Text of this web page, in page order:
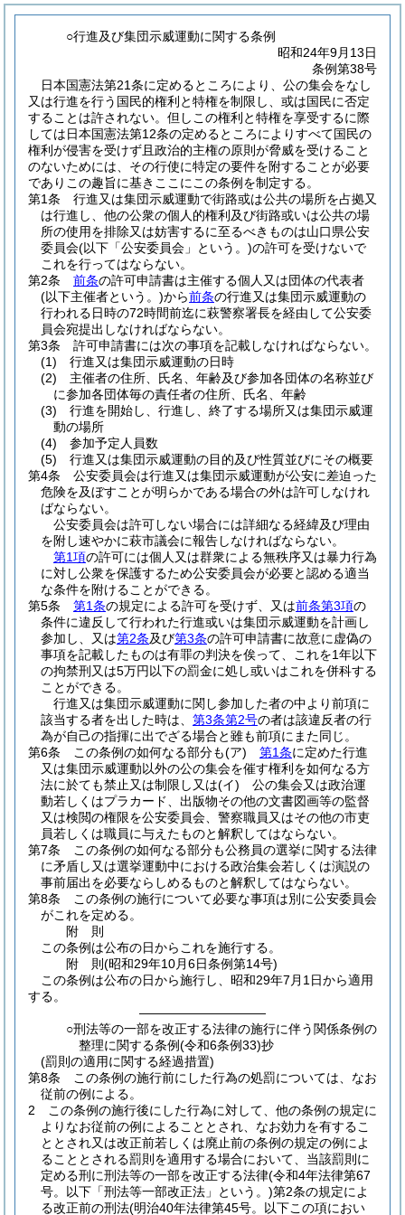
○行進及び集団示威運動に関する条例
昭和24年9月13日
条例第38号
日本国憲法第21条に定めるところにより、公の集会をなし
又は行進を行う国民的権利と特権を制限し、或は国民に否定
することは許されない。但しこの権利と特権を享受するに際
しては日本国憲法第12条の定めるところによりすべて国民の
権利が侵害を受けず且政治的主権の原則が脅威を受けること
のないためには、その行使に特定の要件を附することが必要
でありこの趣旨に基きここにこの条例を制定する。
第1条
行進又は集団示威運動で街路或は公共の場所を占拠又
は行進し、他の公衆の個人的権利及び街路或いは公共の場
所の使用を排除又は妨害するに至るべきものは山口県公安
委員会(以下「公安委員会」という。)の許可を受けないで
これを行ってはならない。
第2条
前条の許可申請書は主催する個人又は団体の代表者
(以下主催者という。)から前条の行進又は集団示威運動の
行われる日時の72時間前迄に萩警察署長を経由して公安委
員会宛提出しなければならない。
第3条
許可申請書には次の事項を記載しなければならない。
(1)
行進又は集団示威運動の日時
(2)
主催者の住所、氏名、年齢及び参加各団体の名称並び
に参加各団体毎の責任者の住所、氏名、年齢
(3)
行進を開始し、行進し、終了する場所又は集団示威運
動の場所
(4)
参加予定人員数
(5)
行進又は集団示威運動の目的及び性質並びにその概要
第4条
公安委員会は行進又は集団示威運動が公安に差迫った
危険を及ぼすことが明らかである場合の外は許可しなけれ
ばならない。
公安委員会は許可しない場合には詳細なる経緯及び理由
を附し速やかに萩市議会に報告しなければならない。
第1項の許可には個人又は群衆による無秩序又は暴力行為
に対し公衆を保護するため公安委員会が必要と認める適当
な条件を附けることができる。
第5条
第1条の規定による許可を受けず、又は前条第3項の
条件に違反して行われた行進或いは集団示威運動を計画し
参加し、又は第2条及び第3条の許可申請書に故意に虚偽の
事項を記載したものは有罪の判決を俟って、これを1年以下
の拘禁刑又は5万円以下の罰金に処し或いはこれを併科する
ことができる。
行進又は集団示威運動に関し参加した者の中より前項に
該当する者を出した時は、 第3条第2号の者は該違反者の行
為が自己の指揮に出でざる場合と雖も前項にまた同じ。
第6条
この条例の如何なる部分も(ア) 第1条に定めた行進
又は集団示威運動以外の公の集会を催す権利を如何なる方
法に於ても禁止又は制限し又は(イ) 公の集会又は政治運
動若しくはプラカード、出版物その他の文書図画等の監督
又は検閲の権限を公安委員会、警察職員又はその他の市吏
員若しくは職員に与えたものと解釈してはならない。
第7条
この条例の如何なる部分も公務員の選挙に関する法律
に矛盾し又は選挙運動中における政治集会若しくは演説の
事前届出を必要ならしめるものと解釈してはならない。
第8条
この条例の施行について必要な事項は別に公安委員会
がこれを定める。
附 則
この条例は公布の日からこれを施行する。
附 則(昭和29年10月6日条例第14号)
この条例は公布の日から施行し、昭和29年7月1日から適用
する。
――――――――――
○刑法等の一部を改正する法律の施行に伴う関係条例の
整理に関する条例(令和6条例33)抄
(罰則の適用に関する経過措置)
第8条
この条例の施行前にした行為の処罰については、なお
従前の例による。
2
この条例の施行後にした行為に対して、他の条例の規定に
よりなお従前の例によることとされ、なお効力を有するこ
ととされ又は改正前若しくは廃止前の条例の規定の例によ
ることとされる罰則を適用する場合において、当該罰則に
定める刑に刑法等の一部を改正する法律(令和4年法律第67
号。以下「刑法等一部改正法」という。)第2条の規定によ
る改正前の刑法(明治40年法律第45号。以下この項におい